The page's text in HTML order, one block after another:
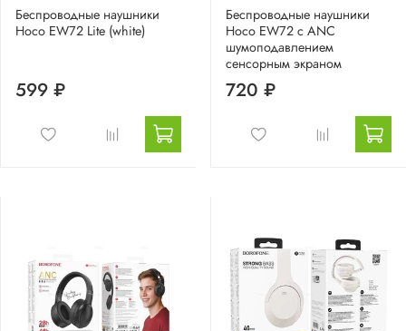
Беспроводные наушники
Hoco EW72 Lite (white)
599 ₽
Беспроводные наушники
Hoco EW72 с ANC
шумоподавлением
сенсорным экраном
720 ₽